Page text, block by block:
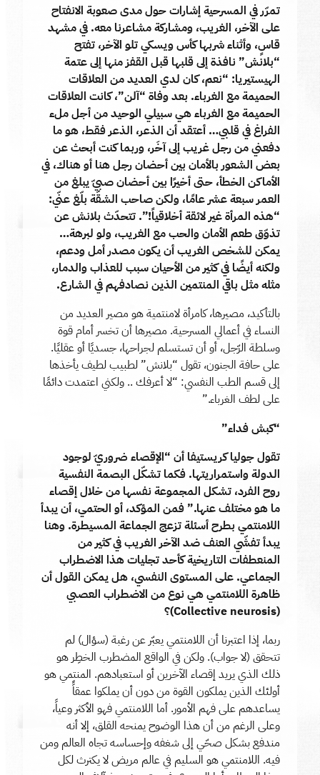
تمرّر في المسرحية إشارات حول مدى صعوبة الانفتاح
على الآخر، الغريب، ومشاركة مشاعرنا معه. في مشهد
قاسٍ، وأثناء شربها كأس ويسكي تلو الآخر، تفتح
“بلانش” نافذة إلى قلبها قبل القفز منها إلى عتمة
الهيستيريا: “نعم، كان لدي العديد من العلاقات
الحميمة مع الغرباء. بعد وفاة “آلن”، كانت العلاقات
الحميمة مع الغرباء هي سبيلي الوحيد من أجل ملء
الفراغ في قلبي… أعتقد أن الذعر، الذعر فقط، هو ما
دفعني من رجل غريب إلى آخَر، وربما كنت أبحث عن
بعض الشعور بالأمان بين أحضان رجل هنا أو هناك، في
الأماكن الخطأ، حتى أخيرًا بين أحضان صبيّ يبلغ من
العمر سبعة عشر عامًا، ولكن صاحب الشقّة بلّغ عنّي:
“هذه المرأة غير لائقة أخلاقياً!”. تتحدّث بلانش عن
تذوّق طعم الأمان والحب مع الغريب، ولو لبرهة…
يمكن للشخص الغريب أن يكون مصدر أمل ودعم،
ولكنه أيضًا في كثير من الأحيان سبب للعذاب والدمار،
مثله مثل باقي المنتمين الذين نصادفهم في الشارع.
بالتأكيد، مصيرها، كامرأة لامنتمية هو مصير العديد من
النساء في أعمالي المسرحية. مصيرها أن تخسر أمام قوة
وسلطة الرّجل، أو أن تستسلم لجراحها، جسديًا أو عقليًا.
على حافة الجنون، تقول “بلانش” لطبيب لطيف يأخذها
إلى قسم الطب النفسي: “لا أعرفك .. ولكني اعتمدت دائمًا
على لطف الغرباء.”
“كبش فداء”
تقول جوليا كريستيفا أن “الإقصاء ضروريّ لوجود
الدولة واستمراريتها. فكما تشكّل البصمة النفسية
روح الفرد، تشكل المجموعة نفسها من خلال إقصاء
ما هو مختلف عنها.” فمن المؤكد، أو الحتمي، أن يبدأ
اللامنتمي بطرح أسئلة تزعج الجماعة المسيطرة. وهنا
يبدأ تفشّي العنف ضد الآخر الغريب في كثير من
المنعطفات التاريخية كأحد تجليات هذا الاضطراب
الجماعي. على المستوى النفسي، هل يمكن القول أن
ظاهرة اللامنتمي هي نوع من الاضطراب العصبي
(Collective neurosis)؟
ربما، إذا اعتبرنا أن اللامنتمي يعبّر عن رغبة (سؤال) لم
تتحقق (لا جواب). ولكن في الواقع المضطرب الخطِر هو
ذلك الذي يريد إقصاء الآخرين أو استعبادهم. المنتمي هو
أولئك الذين يملكون القوة من دون أن يملكوا عمقاًَ
يساعدهم على فهم الأمور. أما اللامنتمي فهو الأكثر وعياً،
وعلى الرغم من أن هذا الوضوح يمنحه القلق، إلا أنه
مندفع بشكل صحّي إلى شغفه وإحساسه تجاه العالم ومن
فيه. اللامنتمي هو السليم في عالم مريض لا يكترث لكل